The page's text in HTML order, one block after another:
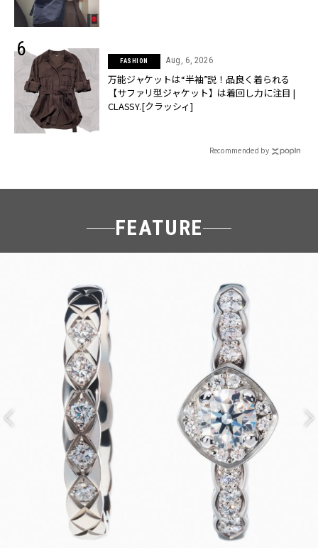
FASHION Aug, 6, 2026
万能ジャケットは“半袖”説！品良く着られる
【サファリ型ジャケット】は着回し力に注目 |
CLASSY.[クラッシィ]
Recommended by
FEATURE